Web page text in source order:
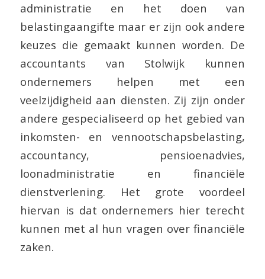
administratie en het doen van
belastingaangifte maar er zijn ook andere
keuzes die gemaakt kunnen worden. De
accountants van Stolwijk kunnen
ondernemers helpen met een
veelzijdigheid aan diensten. Zij zijn onder
andere gespecialiseerd op het gebied van
inkomsten- en vennootschapsbelasting,
accountancy, pensioenadvies,
loonadministratie en financiële
dienstverlening. Het grote voordeel
hiervan is dat ondernemers hier terecht
kunnen met al hun vragen over financiële
zaken.